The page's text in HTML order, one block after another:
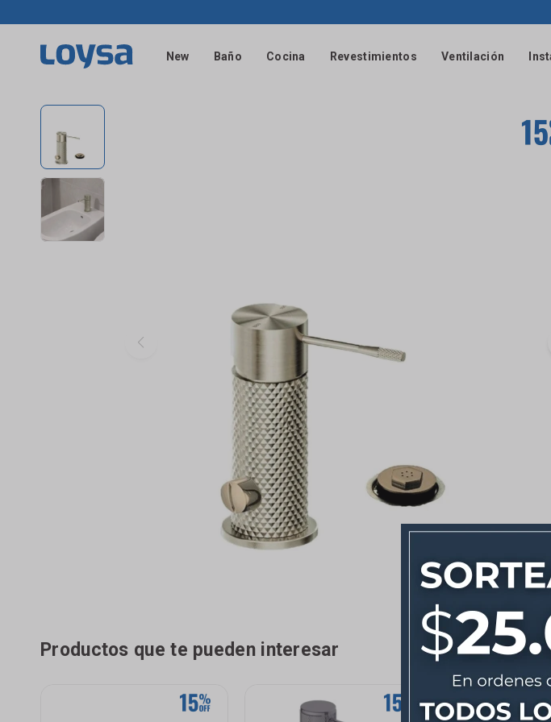
New Baño Cocina Revestimientos Ventilación
Productos que te pueden interesar